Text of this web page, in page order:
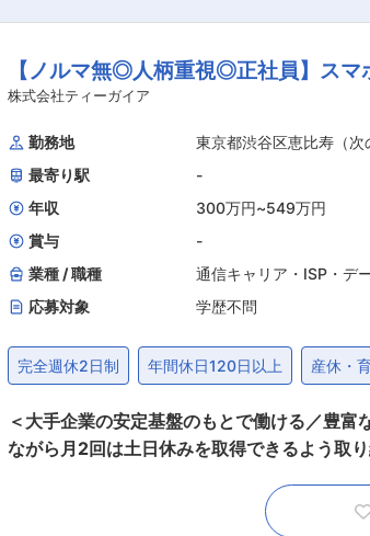
泊施設の企画、予約サイトの対応など ・経
拠点設立などの際の対応 ・顧客対応・社内調整 電話
に寄り添える方(共感・受容力)＞ 多様な課題
方 ＜変革を推進する当事者(挑戦心・行動力)
信頼関係構築・周囲を巻き込める方(協調性
る方 変更の範囲：会社の定める業務
【ノルマ無◎人柄重視◎正社員】ス
株式会社ティーガイア
勤務地
東京都渋谷区恵比寿（次
最寄り駅
-
年収
300万円~549万円
賞与
-
業種 / 職種
通信キャリア・ISP・デ
応募対象
学歴不問
完全週休2日制 年間休日120日以上 産休・
＜大手企業の安定基盤のもとで働ける／豊
ながら月2回は土日休みを取得できるよう取り組み
ビス・商品のご案内 ◎携帯電話・スマート
契約など） ◎店内イベント(スマホ教室など)の企画・実施 など ■入社後の流れ： 新人研修やフ